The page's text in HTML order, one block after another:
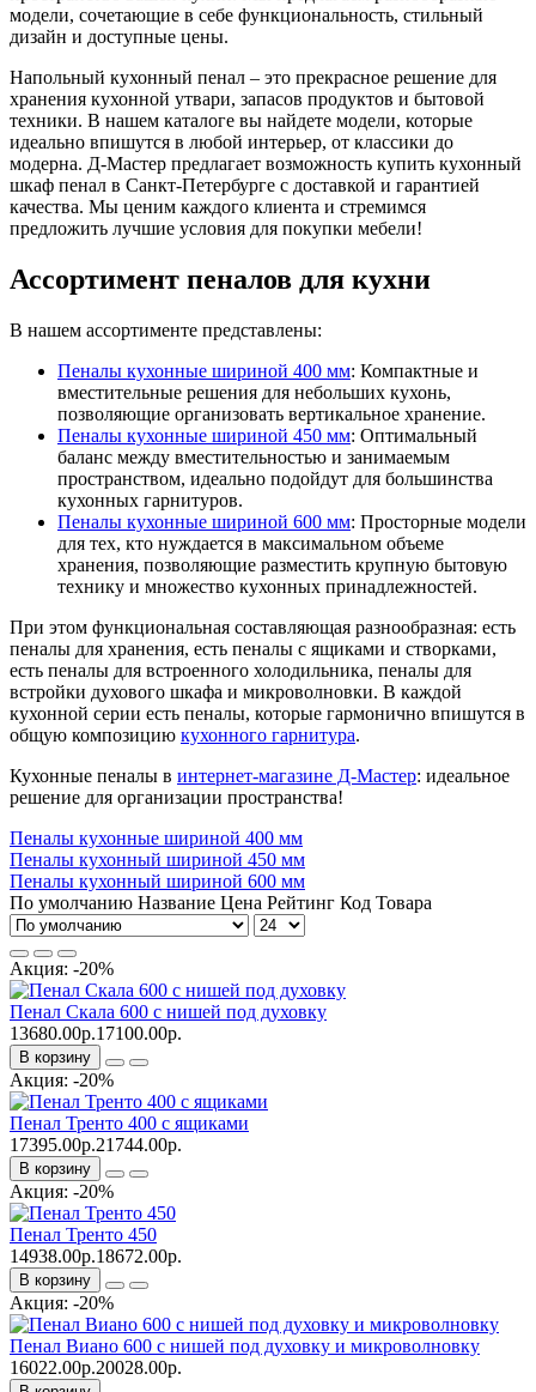
модели, сочетающие в себе функциональность, стильный
дизайн и доступные цены.
Напольный кухонный пенал – это прекрасное решение для
хранения кухонной утвари, запасов продуктов и бытовой
техники. В нашем каталоге вы найдете модели, которые
идеально впишутся в любой интерьер, от классики до
модерна. Д-Мастер предлагает возможность купить кухонный
шкаф пенал в Санкт-Петербурге с доставкой и гарантией
качества. Мы ценим каждого клиента и стремимся
предложить лучшие условия для покупки мебели!
Ассортимент пеналов для кухни
В нашем ассортименте представлены:
Пеналы кухонные шириной 400 мм: Компактные и
вместительные решения для небольших кухонь,
позволяющие организовать вертикальное хранение.
Пеналы кухонные шириной 450 мм: Оптимальный
баланс между вместительностью и занимаемым
пространством, идеально подойдут для большинства
кухонных гарнитуров.
Пеналы кухонные шириной 600 мм: Просторные модели
для тех, кто нуждается в максимальном объеме
хранения, позволяющие разместить крупную бытовую
технику и множество кухонных принадлежностей.
При этом функциональная составляющая разнообразная: есть
пеналы для хранения, есть пеналы с ящиками и створками,
есть пеналы для встроенного холодильника, пеналы для
встройки духового шкафа и микроволновки. В каждой
кухонной серии есть пеналы, которые гармонично впишутся в
общую композицию кухонного гарнитура.
Кухонные пеналы в интернет-магазине Д-Мастер: идеальное
решение для организации пространства!
Пеналы кухонные шириной 400 мм
Пеналы кухонный шириной 450 мм
Пеналы кухонный шириной 600 мм
По умолчанию Название Цена Рейтинг Код Товара
Акция: -20%
Пенал Скала 600 с нишей под духовку
13680.00р.17100.00р.
В корзину
Акция: -20%
Пенал Тренто 400 с ящиками
17395.00р.21744.00р.
В корзину
Акция: -20%
Пенал Тренто 450
14938.00р.18672.00р.
В корзину
Акция: -20%
Пенал Виано 600 с нишей под духовку и микроволновку
16022.00р.20028.00р.